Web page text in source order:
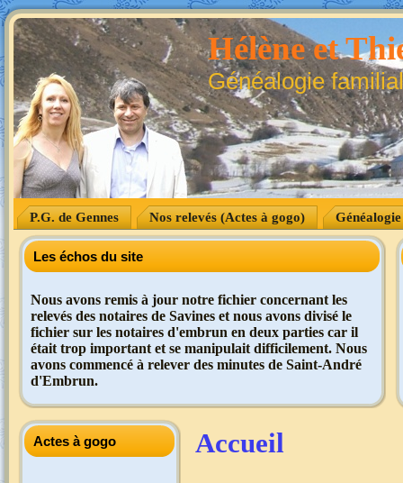
Hélène et
Généalogie
P.G. de Gennes Nos relevés (Actes à gogo) Généalogie
Les échos du site
Nous avons remis à jour notre fichier concernant les
relevés des notaires de Savines et nous avons divisé le
fichier sur les notaires d'embrun en deux parties car il
était trop important et se manipulait difficilement. Nous
avons commencé à relever des minutes de Saint-André
d'Embrun.
Actes à gogo Accueil